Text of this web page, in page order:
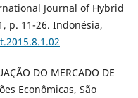
Journal of Hybrid
p. 11-26. Indonésia,
DO MERCADO DE
Econômicas, São